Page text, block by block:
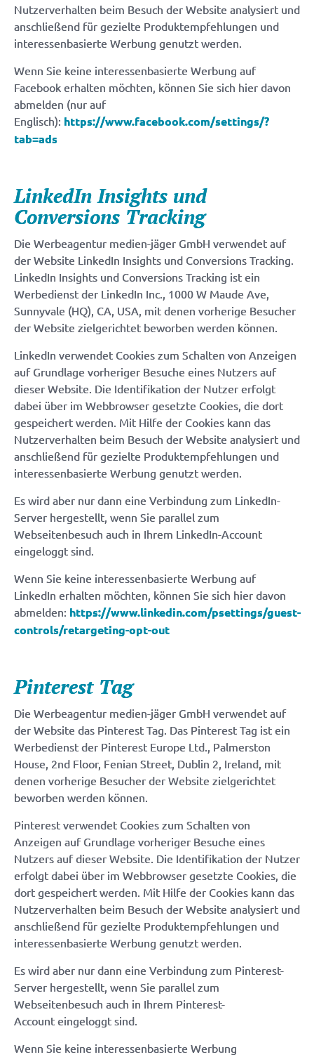
Nutzerverhalten beim Besuch der Website analysiert und
anschließend für gezielte Produktempfehlungen und
interessenbasierte Werbung genutzt werden.
Wenn Sie keine interessenbasierte Werbung auf
Facebook erhalten möchten, können Sie sich hier davon
abmelden (nur auf
Englisch): https://www.facebook.com/settings/?
tab=ads
LinkedIn Insights und
Conversions Tracking
Die Werbeagentur medien-jäger GmbH verwendet auf
der Website LinkedIn Insights und Conversions Tracking.
LinkedIn Insights und Conversions Tracking ist ein
Werbedienst der LinkedIn Inc., 1000 W Maude Ave,
Sunnyvale (HQ), CA, USA, mit denen vorherige Besucher
der Website zielgerichtet beworben werden können.
LinkedIn verwendet Cookies zum Schalten von Anzeigen
auf Grundlage vorheriger Besuche eines Nutzers auf
dieser Website. Die Identifikation der Nutzer erfolgt
dabei über im Webbrowser gesetzte Cookies, die dort
gespeichert werden. Mit Hilfe der Cookies kann das
Nutzerverhalten beim Besuch der Website analysiert und
anschließend für gezielte Produktempfehlungen und
interessenbasierte Werbung genutzt werden.
Es wird aber nur dann eine Verbindung zum LinkedIn-
Server hergestellt, wenn Sie parallel zum
Webseitenbesuch auch in Ihrem LinkedIn-Account
eingeloggt sind.
Wenn Sie keine interessenbasierte Werbung auf
LinkedIn erhalten möchten, können Sie sich hier davon
abmelden: https://www.linkedin.com/psettings/guest-
controls/retargeting-opt-out
Pinterest Tag
Die Werbeagentur medien-jäger GmbH verwendet auf
der Website das Pinterest Tag. Das Pinterest Tag ist ein
Werbedienst der Pinterest Europe Ltd., Palmerston
House, 2nd Floor, Fenian Street, Dublin 2, Ireland, mit
denen vorherige Besucher der Website zielgerichtet
beworben werden können.
Pinterest verwendet Cookies zum Schalten von
Anzeigen auf Grundlage vorheriger Besuche eines
Nutzers auf dieser Website. Die Identifikation der Nutzer
erfolgt dabei über im Webbrowser gesetzte Cookies, die
dort gespeichert werden. Mit Hilfe der Cookies kann das
Nutzerverhalten beim Besuch der Website analysiert und
anschließend für gezielte Produktempfehlungen und
interessenbasierte Werbung genutzt werden.
Es wird aber nur dann eine Verbindung zum Pinterest-
Server hergestellt, wenn Sie parallel zum
Webseitenbesuch auch in Ihrem Pinterest-
Account eingeloggt sind.
Wenn Sie keine interessenbasierte Werbung